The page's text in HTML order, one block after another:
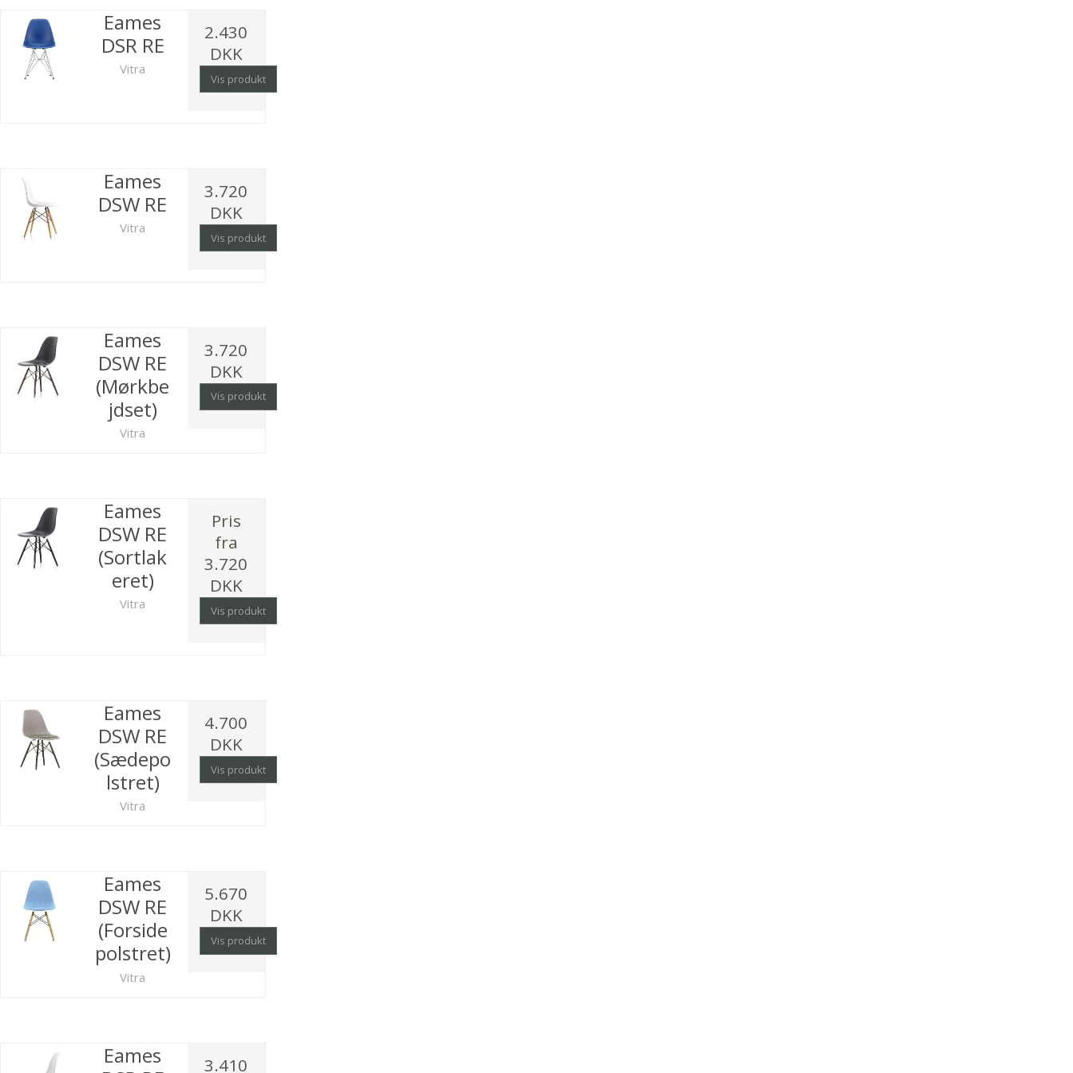
Eames
DSR RE
Vitra
2.430
DKK
Vis produkt
Eames
DSW RE
Vitra
3.720
DKK
Vis produkt
Eames
DSW RE
(Mørkbe
jdset)
Vitra
3.720
DKK
Vis produkt
Eames
DSW RE
(Sortlak
eret)
Vitra
Pris
fra
3.720
DKK
Vis produkt
Eames
DSW RE
(Sædepo
lstret)
Vitra
4.700
DKK
Vis produkt
Eames
DSW RE
(Forside
polstret)
Vitra
5.670
DKK
Vis produkt
Eames
3.410